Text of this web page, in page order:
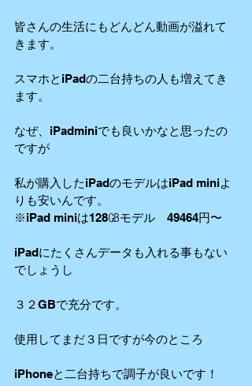
皆さんの生活にもどんどん動画が溢れて
きます。
スマホとiPadの二台持ちの人も増えてき
ます。
なぜ、iPadminiでも良いかなと思ったの
ですが
私が購入したiPadのモデルはiPad miniよ
りも安いんです。
※iPad miniは128㎇モデル　49464円〜
iPadにたくさんデータも入れる事もない
でしょうし
３２GBで充分です。
使用してまだ３日ですが今のところ
iPhoneと二台持ちで調子が良いです！